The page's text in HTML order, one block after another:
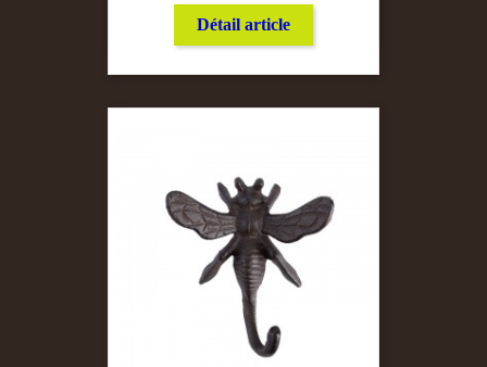
Détail article